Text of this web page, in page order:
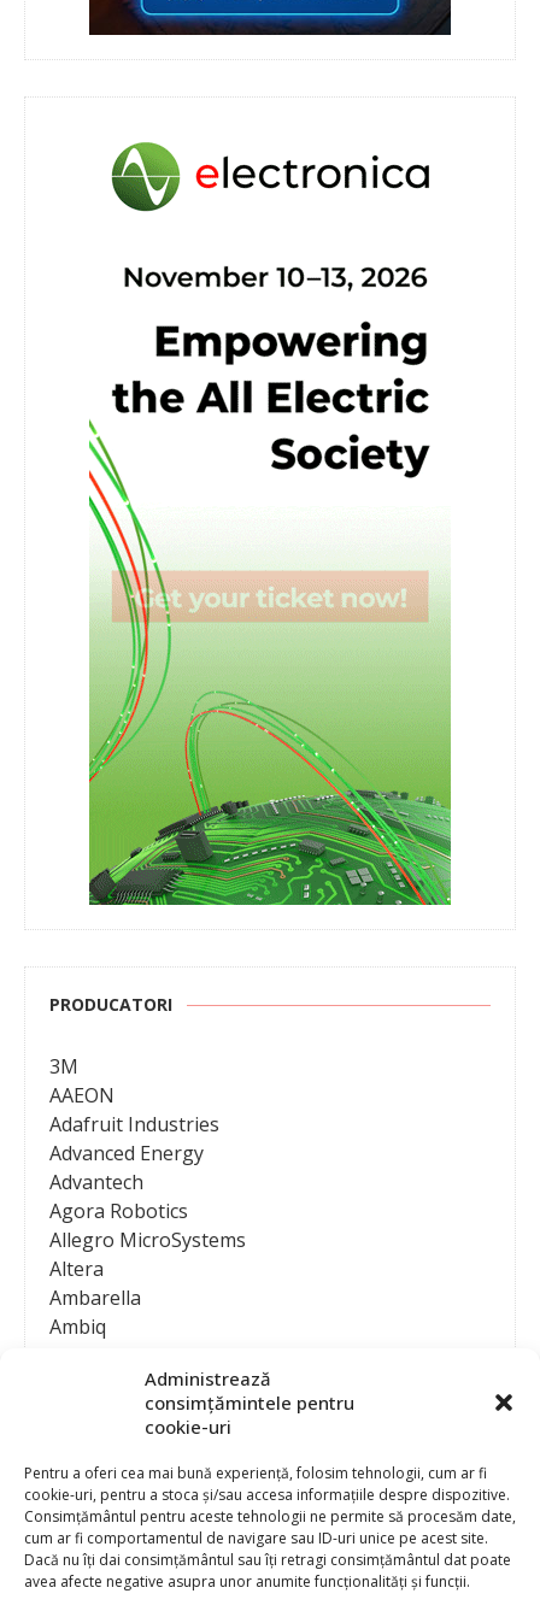
Administrează
consimțămintele pentru
cookie-uri
Pentru a oferi cea mai bună experiență, folosim tehnologii, cum ar fi
cookie-uri, pentru a stoca și/sau accesa informațiile despre dispozitive.
Consimțământul pentru aceste tehnologii ne permite să procesăm date,
cum ar fi comportamentul de navigare sau ID-uri unice pe acest site.
Dacă nu îți dai consimțământul sau îți retragi consimțământul dat poate
avea afecte negative asupra unor anumite funcționalități și funcții.
PRODUCATORI
3M
AAEON
Adafruit Industries
Advanced Energy
Advantech
Agora Robotics
Allegro MicroSystems
Altera
Ambarella
Ambiq
Analog Devices
Anritsu Corporation
Ansys
APS
Arduino
Arm
Asentics